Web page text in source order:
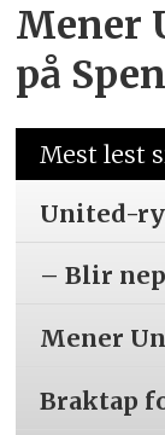
Mener
på
Mest lest
United-
– Blir
Mener
Braktap